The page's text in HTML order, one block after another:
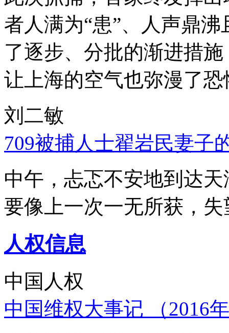
者人满为“患”、人声鼎
了逐步、分批的渐进措
让上海的空气也弥漫了
刘二敏
709被捕人士翟岩民妻子
中午，忐忑不安地到达
要像上一次一无所获，
人权信息
中国人权
中国维权大事记 （2016